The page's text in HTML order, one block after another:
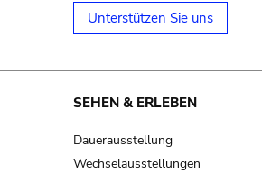
Unterstützen Sie uns
SEHEN & ERLEBEN
Dauerausstellung
Wechselausstellungen